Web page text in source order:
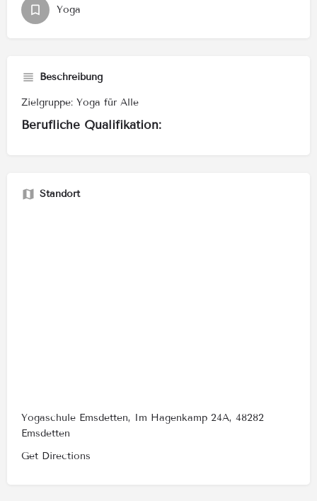
Yoga
Beschreibung
Zielgruppe: Yoga für Alle
Berufliche Qualifikation:
Standort
Yogaschule Emsdetten, Im Hagenkamp 24A, 48282
Emsdetten
Get Directions